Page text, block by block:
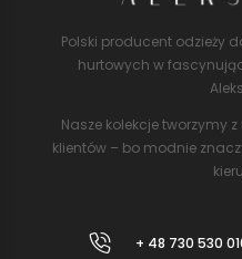
Polski producent odzieży
hurtowych w
Nasze kolekcje tworzymy
klientów – bo modnie
+ 48 730 530